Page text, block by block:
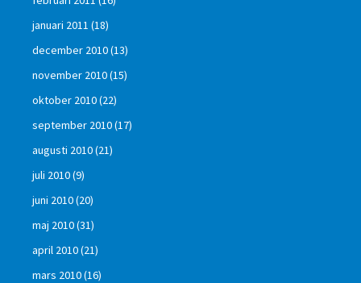
januari 2011 (18)
december 2010(13)
november 2010(15)
oktober 2010(22)
september 2010(17)
augusti 2010(21)
juli 2010(9)
juni 2010(20)
maj 2010(31)
april 2010(21)
mars 2010(16)